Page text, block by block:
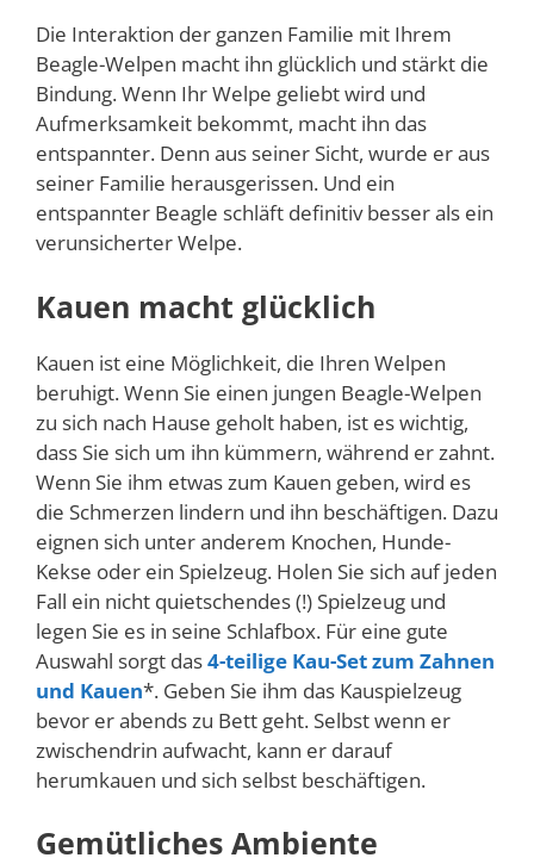
Die Interaktion der ganzen Familie mit Ihrem
Beagle-Welpen macht ihn glücklich und stärkt die
Bindung. Wenn Ihr Welpe geliebt wird und
Aufmerksamkeit bekommt, macht ihn das
entspannter. Denn aus seiner Sicht, wurde er aus
seiner Familie herausgerissen. Und ein
entspannter Beagle schläft definitiv besser als ein
verunsicherter Welpe.
Kauen macht glücklich
Kauen ist eine Möglichkeit, die Ihren Welpen
beruhigt. Wenn Sie einen jungen Beagle-Welpen
zu sich nach Hause geholt haben, ist es wichtig,
dass Sie sich um ihn kümmern, während er zahnt.
Wenn Sie ihm etwas zum Kauen geben, wird es
die Schmerzen lindern und ihn beschäftigen. Dazu
eignen sich unter anderem Knochen, Hunde-
Kekse oder ein Spielzeug. Holen Sie sich auf jeden
Fall ein nicht quietschendes (!) Spielzeug und
legen Sie es in seine Schlafbox. Für eine gute
Auswahl sorgt das4-teilige Kau-Set zum Zahnen
und Kauen*. Geben Sie ihm das Kauspielzeug
bevor er abends zu Bett geht. Selbst wenn er
zwischendrin aufwacht, kann er darauf
herumkauen und sich selbst beschäftigen.
Gemütliches Ambiente